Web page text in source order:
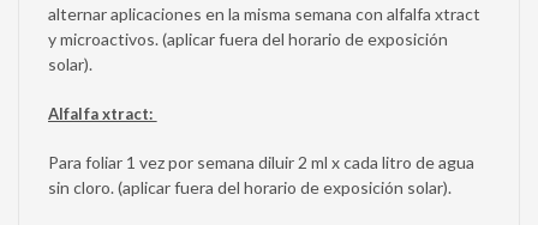
alternar aplicaciones en la misma semana con alfalfa xtract
y microactivos. (aplicar fuera del horario de exposición
solar).
Alfalfa xtract:
Para foliar 1 vez por semana diluir 2 ml x cada litro de agua
sin cloro. (aplicar fuera del horario de exposición solar).